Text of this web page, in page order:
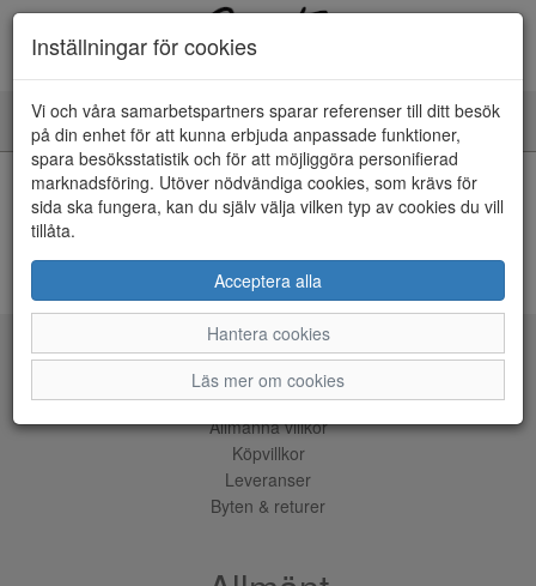
Toggle
navigation
HEM
Kunde inte hitta några artiklar...
ÅNGRA KÖP
Inställningar för cookies
Vi och våra samarbetspartners sparar referenser till ditt besök
på din enhet för att kunna erbjuda anpassade funktioner,
spara besöksstatistik och för att möjliggöra personifierad
marknadsföring. Utöver nödvändiga cookies, som krävs för
sida ska fungera, kan du själv välja vilken typ av cookies du vill
tillåta.
Acceptera alla
Hantera cookies
Läs mer om cookies
Tjänster
Allmänna villkor
Köpvillkor
Leveranser
Byten & returer